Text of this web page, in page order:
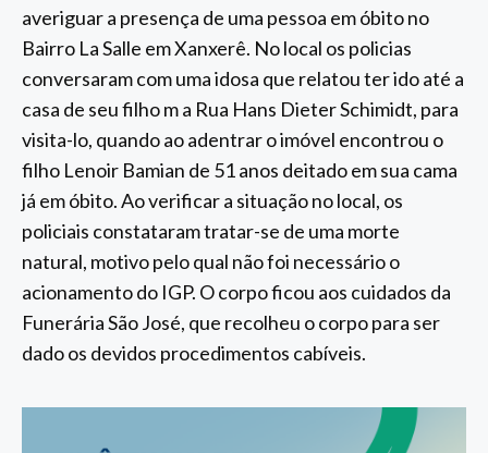
averiguar a presença de uma pessoa em óbito no
Bairro La Salle em Xanxerê. No local os policias
conversaram com uma idosa que relatou ter ido até a
casa de seu filho m a Rua Hans Dieter Schimidt, para
visita-lo, quando ao adentrar o imóvel encontrou o
filho Lenoir Bamian de 51 anos deitado em sua cama
já em óbito. Ao verificar a situação no local, os
policiais constataram tratar-se de uma morte
natural, motivo pelo qual não foi necessário o
acionamento do IGP. O corpo ficou aos cuidados da
Funerária São José, que recolheu o corpo para ser
dado os devidos procedimentos cabíveis.